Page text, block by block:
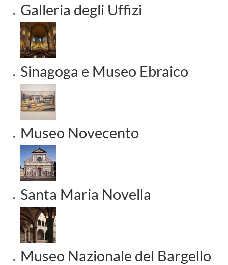
Galleria degli Uffizi
Sinagoga e Museo Ebraico
Museo Novecento
Santa Maria Novella
Museo Nazionale del Bargello